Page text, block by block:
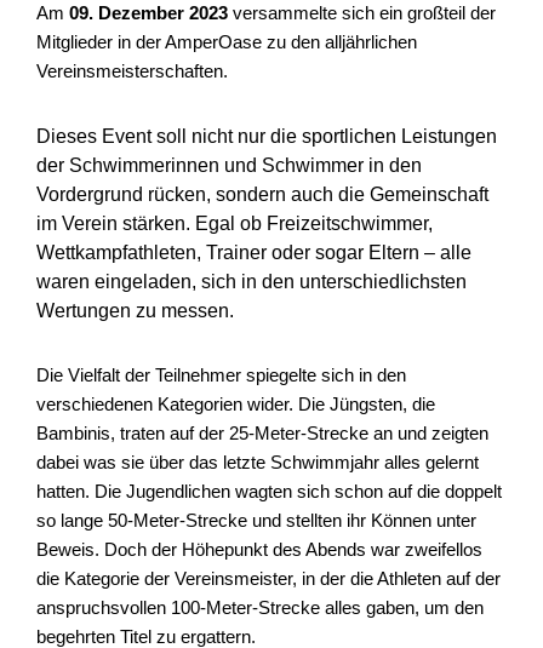
Am09. Dezember 2023 versammelte sich ein großteil der
Mitglieder in der AmperOase zu den alljährlichen
Vereinsmeisterschaften.
Dieses Event soll nicht nur die sportlichen Leistungen
der Schwimmerinnen und Schwimmer in den
Vordergrund rücken, sondern auch die Gemeinschaft
im Verein stärken. Egal ob Freizeitschwimmer,
Wettkampfathleten, Trainer oder sogar Eltern – alle
waren eingeladen, sich in den unterschiedlichsten
Wertungen zu messen.
Die Vielfalt der Teilnehmer spiegelte sich in den
verschiedenen Kategorien wider. Die Jüngsten, die
Bambinis, traten auf der 25-Meter-Strecke an und zeigten
dabei was sie über das letzte Schwimmjahr alles gelernt
hatten. Die Jugendlichen wagten sich schon auf die doppelt
so lange 50-Meter-Strecke und stellten ihr Können unter
Beweis. Doch der Höhepunkt des Abends war zweifellos
die Kategorie der Vereinsmeister, in der die Athleten auf der
anspruchsvollen 100-Meter-Strecke alles gaben, um den
begehrten Titel zu ergattern.